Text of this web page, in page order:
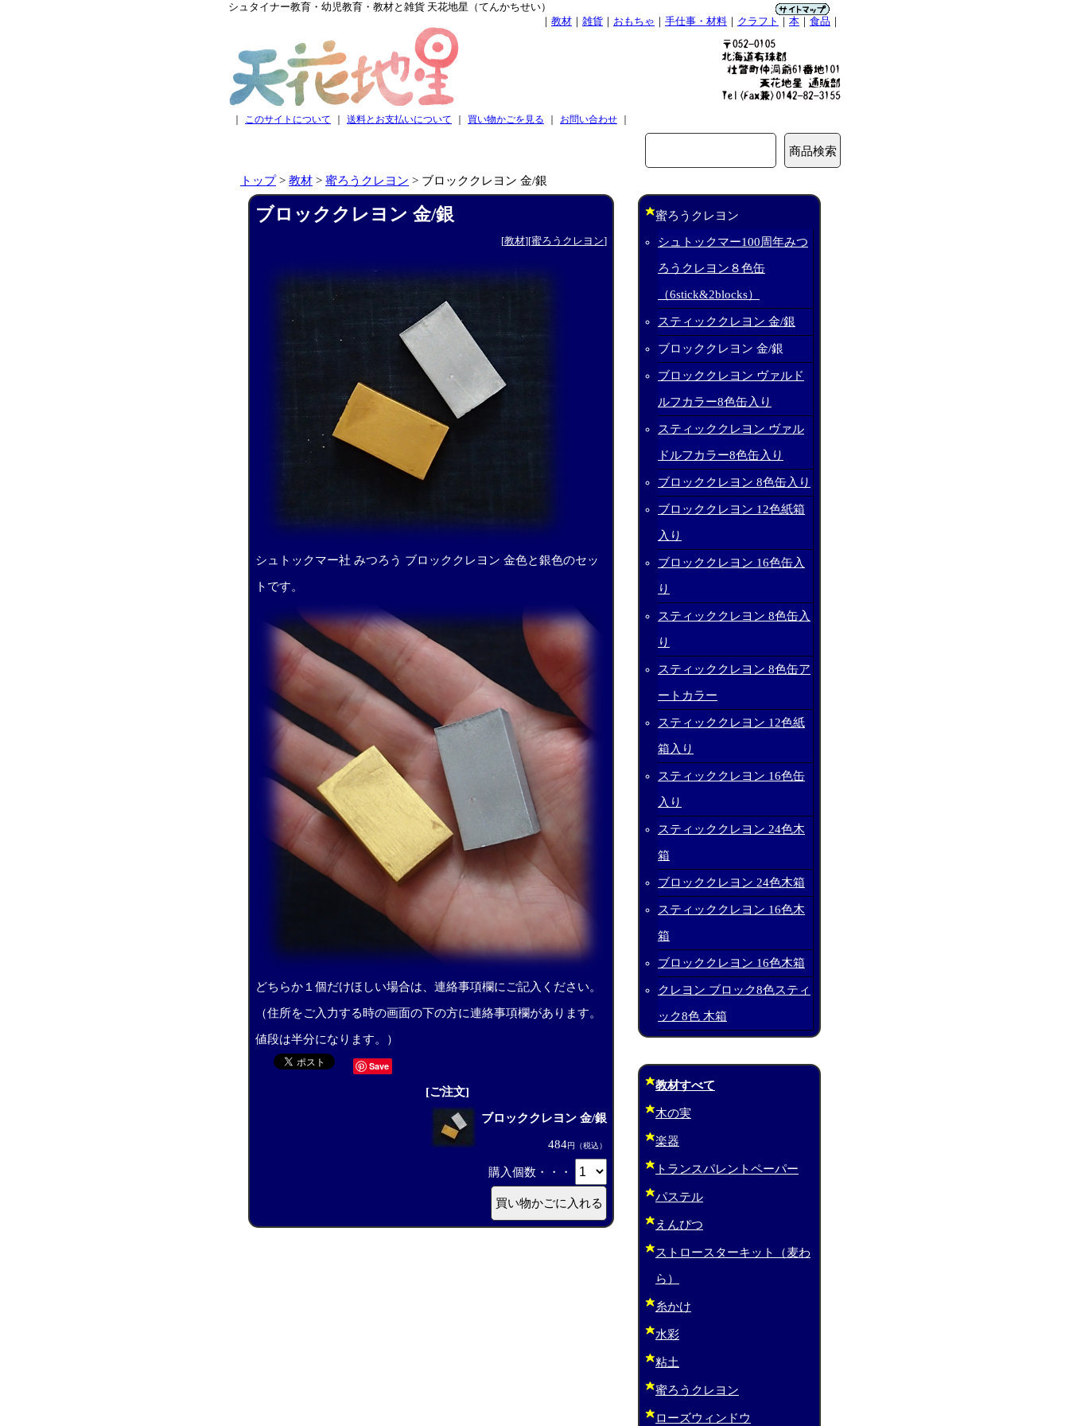
シュタイナー教育・幼児教育・教材と雑貨 天花地星（てんかちせい）
｜ 教材 ｜ 雑貨 ｜ おもちゃ ｜ 手仕事・材料 ｜ クラフト ｜ 本 ｜ 食品 ｜
このサイトについて 送料とお支払いについて 買い物かごを見る お問い合わせ
トップ> 教材 > 蜜ろうクレヨン > ブロッククレヨン 金/銀
ブロッククレヨン 金/銀
[教材][蜜ろうクレヨン]
シュトックマー社 みつろう ブロッククレヨン 金色と銀色のセッ
トです。
どちらか１個だけほしい場合は、連絡事項欄にご記入ください。
（住所をご入力する時の画面の下の方に連絡事項欄があります。
値段は半分になります。）
Save
[ご注文]
ブロッククレヨン 金/銀
484円（税込）
購入個数・・・
蜜ろうクレヨン
シュトックマー100周年みつ
ろうクレヨン８色缶
（6stick&2blocks）
スティッククレヨン 金/銀
ブロッククレヨン 金/銀
ブロッククレヨン ヴァルド
ルフカラー8色缶入り
スティッククレヨン ヴァル
ドルフカラー8色缶入り
ブロッククレヨン 8色缶入り
ブロッククレヨン 12色紙箱
入り
ブロッククレヨン 16色缶入
り
スティッククレヨン 8色缶入
り
スティッククレヨン 8色缶ア
ートカラー
スティッククレヨン 12色紙
箱入り
スティッククレヨン 16色缶
入り
スティッククレヨン 24色木
箱
ブロッククレヨン 24色木箱
スティッククレヨン 16色木
箱
ブロッククレヨン 16色木箱
クレヨン ブロック8色スティ
ック8色 木箱
教材すべて
木の実
楽器
トランスパレントペーパー
パステル
えんぴつ
ストロースターキット（麦わ
ら）
糸かけ
水彩
粘土
蜜ろうクレヨン
ローズウィンドウ